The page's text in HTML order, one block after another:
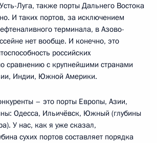
Луга, также порты Дальнего Востока
И таких портов, за исключением
терминала, в Азово-
нет вообще. И конечно, это
российских
сравнению с крупнейшими странами
Индии, Южной Америки.
– это порты Европы, Азии,
Одесса, Ильичёвск, Южный (глубины
У нас, как я уже сказал,
сухих портов составляет порядка